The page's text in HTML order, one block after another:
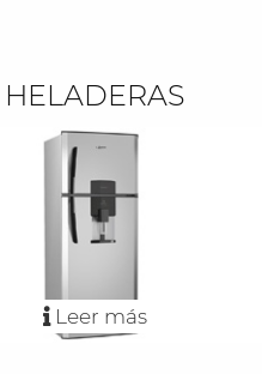
HELADERAS
Leer más